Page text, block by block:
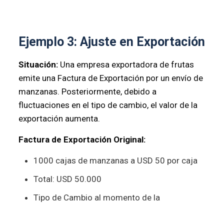
Ejemplo 3: Ajuste en Exportación
Situación:Una empresa exportadora de frutas
emite una Factura de Exportación por un envío de
manzanas. Posteriormente, debido a
fluctuaciones en el tipo de cambio, el valor de la
exportación aumenta.
Factura de Exportación Original:
1000 cajas de manzanas a USD 50 por caja
Total: USD 50.000
Tipo de Cambio al momento de la